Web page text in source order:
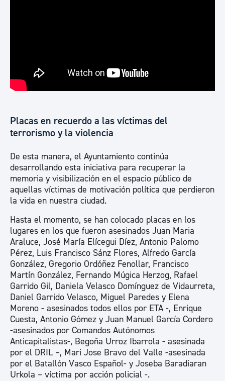
Placas en recuerdo a las víctimas del
terrorismo y la violencia
De esta manera, el Ayuntamiento continúa
desarrollando esta iniciativa para recuperar la
memoria y visibilización en el espacio público de
aquellas víctimas de motivación política que perdieron
la vida en nuestra ciudad.
Hasta el momento, se han colocado placas en los
lugares en los que fueron asesinados Juan Maria
Araluce, José María Elícegui Díez, Antonio Palomo
Pérez, Luis Francisco Sánz Flores, Alfredo García
González, Gregorio Ordóñez Fenollar, Francisco
Martín González, Fernando Múgica Herzog, Rafael
Garrido Gil, Daniela Velasco Domínguez de Vidaurreta,
Daniel Garrido Velasco, Miguel Paredes y Elena
Moreno - asesinados todos ellos por ETA -, Enrique
Cuesta, Antonio Gómez y Juan Manuel García Cordero
-asesinados por Comandos Autónomos
Anticapitalistas-, Begoña Urroz Ibarrola - asesinada
por el DRIL –, Mari Jose Bravo del Valle -asesinada
por el Batallón Vasco Español- y Joseba Baradiaran
Urkola – víctima por acción policial -.